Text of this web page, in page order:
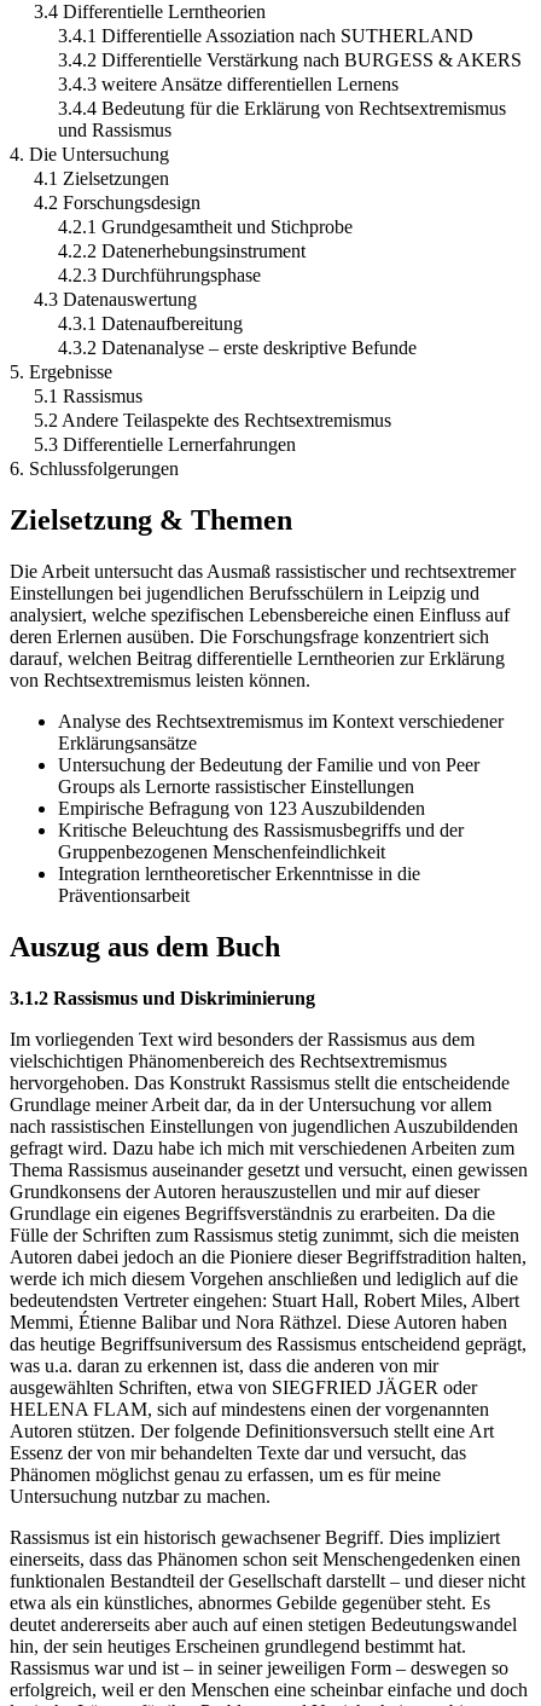
3.4 Differentielle Lerntheorien
3.4.1 Differentielle Assoziation nach SUTHERLAND
3.4.2 Differentielle Verstärkung nach BURGESS & AKERS
3.4.3 weitere Ansätze differentiellen Lernens
3.4.4 Bedeutung für die Erklärung von Rechtsextremismus
und Rassismus
4. Die Untersuchung
4.1 Zielsetzungen
4.2 Forschungsdesign
4.2.1 Grundgesamtheit und Stichprobe
4.2.2 Datenerhebungsinstrument
4.2.3 Durchführungsphase
4.3 Datenauswertung
4.3.1 Datenaufbereitung
4.3.2 Datenanalyse – erste deskriptive Befunde
5. Ergebnisse
5.1 Rassismus
5.2 Andere Teilaspekte des Rechtsextremismus
5.3 Differentielle Lernerfahrungen
6. Schlussfolgerungen
Zielsetzung & Themen
Die Arbeit untersucht das Ausmaß rassistischer und rechtsextremer
Einstellungen bei jugendlichen Berufsschülern in Leipzig und
analysiert, welche spezifischen Lebensbereiche einen Einfluss auf
deren Erlernen ausüben. Die Forschungsfrage konzentriert sich
darauf, welchen Beitrag differentielle Lerntheorien zur Erklärung
von Rechtsextremismus leisten können.
Analyse des Rechtsextremismus im Kontext verschiedener
Erklärungsansätze
Untersuchung der Bedeutung der Familie und von Peer
Groups als Lernorte rassistischer Einstellungen
Empirische Befragung von 123 Auszubildenden
Kritische Beleuchtung des Rassismusbegriffs und der
Gruppenbezogenen Menschenfeindlichkeit
Integration lerntheoretischer Erkenntnisse in die
Präventionsarbeit
Auszug aus dem Buch
3.1.2 Rassismus und Diskriminierung
Im vorliegenden Text wird besonders der Rassismus aus dem
vielschichtigen Phänomenbereich des Rechtsextremismus
hervorgehoben. Das Konstrukt Rassismus stellt die entscheidende
Grundlage meiner Arbeit dar, da in der Untersuchung vor allem
nach rassistischen Einstellungen von jugendlichen Auszubildenden
gefragt wird. Dazu habe ich mich mit verschiedenen Arbeiten zum
Thema Rassismus auseinander gesetzt und versucht, einen gewissen
Grundkonsens der Autoren herauszustellen und mir auf dieser
Grundlage ein eigenes Begriffsverständnis zu erarbeiten. Da die
Fülle der Schriften zum Rassismus stetig zunimmt, sich die meisten
Autoren dabei jedoch an die Pioniere dieser Begriffstradition halten,
werde ich mich diesem Vorgehen anschließen und lediglich auf die
bedeutendsten Vertreter eingehen: Stuart Hall, Robert Miles, Albert
Memmi, Étienne Balibar und Nora Räthzel. Diese Autoren haben
das heutige Begriffsuniversum des Rassismus entscheidend geprägt,
was u.a. daran zu erkennen ist, dass die anderen von mir
ausgewählten Schriften, etwa von SIEGFRIED JÄGER oder
HELENA FLAM, sich auf mindestens einen der vorgenannten
Autoren stützen. Der folgende Definitionsversuch stellt eine Art
Essenz der von mir behandelten Texte dar und versucht, das
Phänomen möglichst genau zu erfassen, um es für meine
Untersuchung nutzbar zu machen.
Rassismus ist ein historisch gewachsener Begriff. Dies impliziert
einerseits, dass das Phänomen schon seit Menschengedenken einen
funktionalen Bestandteil der Gesellschaft darstellt – und dieser nicht
etwa als ein künstliches, abnormes Gebilde gegenüber steht. Es
deutet andererseits aber auch auf einen stetigen Bedeutungswandel
hin, der sein heutiges Erscheinen grundlegend bestimmt hat.
Rassismus war und ist – in seiner jeweiligen Form – deswegen so
erfolgreich, weil er den Menschen eine scheinbar einfache und doch